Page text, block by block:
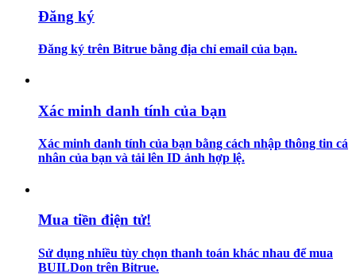
Hướng dẫn
Học cách duy trì lợi nhuận
Đăng ký
Đăng ký trên Bitrue bằng địa chỉ email của bạn.
Xác minh danh tính của bạn
Xác minh danh tính của bạn bằng cách nhập thông tin cá
nhân của bạn và tải lên ID ảnh hợp lệ.
Mua tiền điện tử!
Sử dụng nhiều tùy chọn thanh toán khác nhau để mua
BUILDon trên Bitrue.